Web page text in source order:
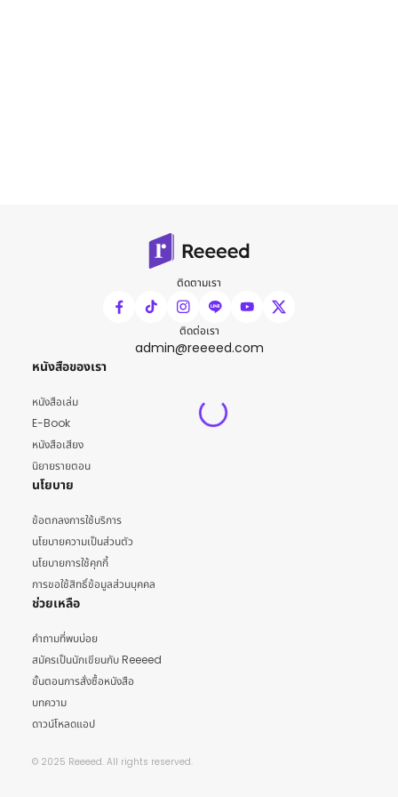
ติดตามเรา
ติดต่อเรา
admin@reeeed.com
หนังสือของเรา
หนังสือเล่ม
E-Book
หนังสือเสียง
นิยายรายตอน
นโยบาย
ข้อตกลงการใช้บริการ
นโยบายความเป็นส่วนตัว
นโยบายการใช้คุกกี้
การขอใช้สิทธิ์ข้อมูลส่วนบุคคล
ช่วยเหลือ
คำถามที่พบบ่อย
สมัครเป็นนักเขียนกับ Reeeed
ขั้นตอนการสั่งซื้อหนังสือ
บทความ
ดาวน์โหลดแอป
© 2025 Reeeed. All rights reserved.